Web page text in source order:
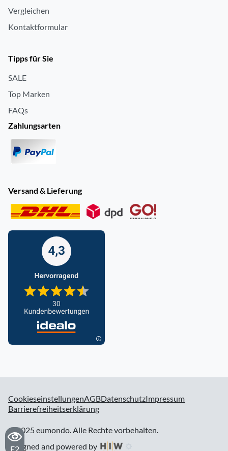
F2
Vergleichen
Kontaktformular
Tipps für Sie
SALE
Top Marken
FAQs
Zahlungsarten
Versand & Lieferung
CookieseinstellungenAGBDatenschutzImpressum
Barrierefreiheitserklärung
© 2025 eumondo. Alle Rechte vorbehalten.
designed and powered by